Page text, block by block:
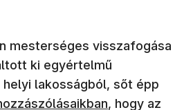
mesterséges visszafogása
ki egyértelmű
lakosságból, sőt épp
, hogy az